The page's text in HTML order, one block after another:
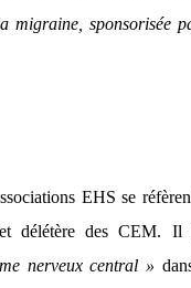
migraine, sponsorisée
EHS se
délétère des CEM. Il
nerveux central »